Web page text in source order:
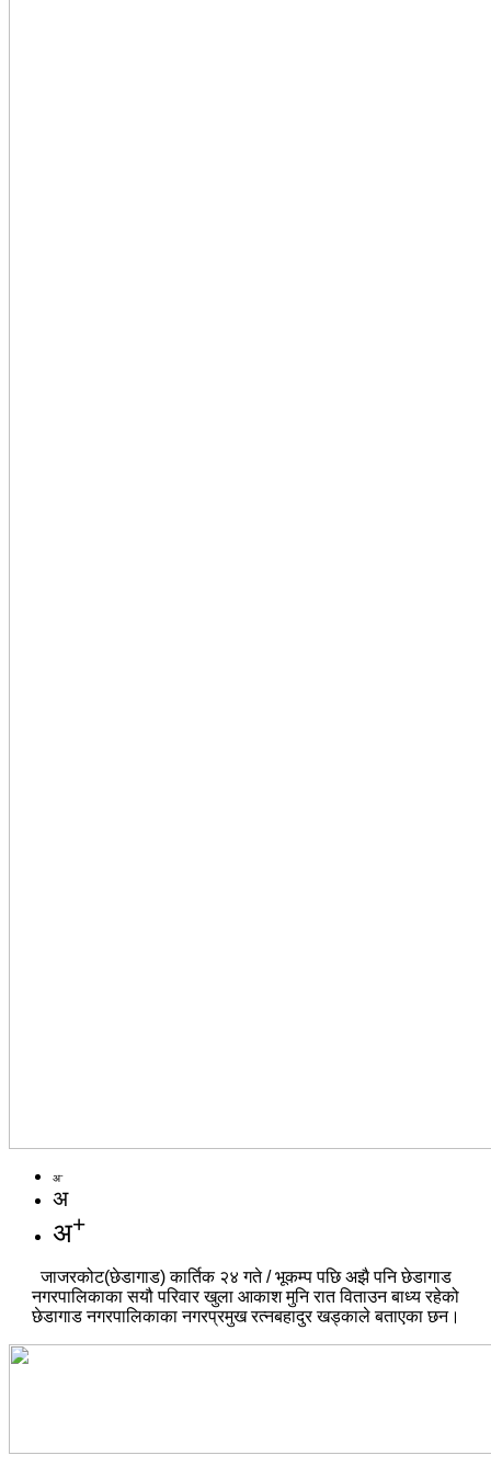
अ-
अ
अ+
जाजरकोट(छेडागाड) कार्तिक २४ गते / भूकम्प पछि अझै पनि छेडागाड
नगरपालिकाका सयौ परिवार खुला आकाश मुनि रात विताउन बाध्य रहेको
छेडागाड नगरपालिकाका नगरप्रमुख रत्नबहादुर खड्काले बताएका छन।